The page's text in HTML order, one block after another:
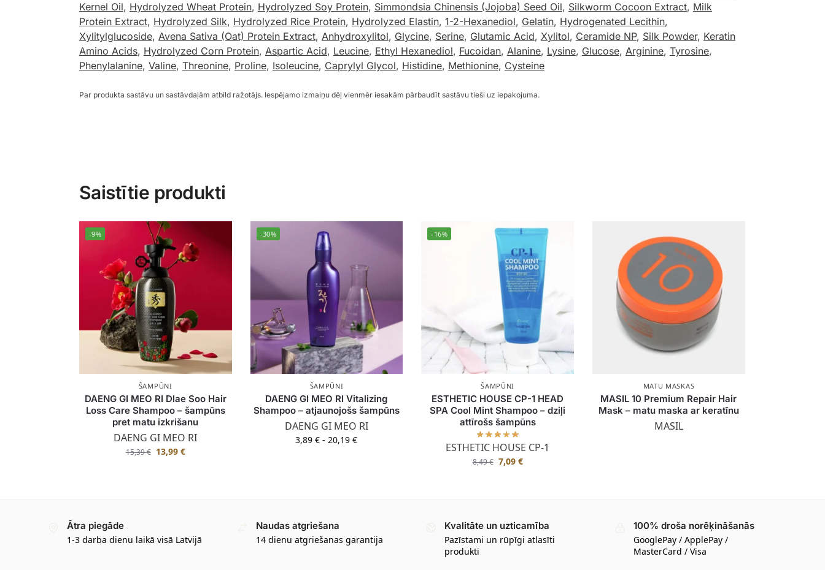
Kernel Oil, Hydrolyzed Wheat Protein, Hydrolyzed Soy Protein, Simmondsia Chinensis (Jojoba) Seed Oil, Silkworm Cocoon Extract, Milk
Protein Extract, Hydrolyzed Silk, Hydrolyzed Rice Protein, Hydrolyzed Elastin, 1-2-Hexanediol, Gelatin, Hydrogenated Lecithin,
Xylitylglucoside, Avena Sativa (Oat) Protein Extract, Anhydroxylitol, Glycine, Serine, Glutamic Acid, Xylitol, Ceramide NP, Silk Powder, Keratin
Amino Acids, Hydrolyzed Corn Protein, Aspartic Acid, Leucine, Ethyl Hexanediol, Fucoidan, Alanine, Lysine, Glucose, Arginine, Tyrosine,
Phenylalanine, Valine, Threonine, Proline, Isoleucine, Caprylyl Glycol, Histidine, Methionine, Cysteine
Par produkta sastāvu un sastāvdaļām atbild ražotājs. Iespējamo izmaiņu dēļ vienmēr iesakām pārbaudīt sastāvu tieši uz iepakojuma.
Saistītie produkti
-9%
ŠAMPŪNI
DAENG GI MEO RI Dlae Soo Hair
Loss Care Shampoo – šampūns
pret matu izkrišanu
DAENG GI MEO RI
15,39€ 13,99 €
-30%
ŠAMPŪNI
DAENG GI MEO RI Vitalizing
Shampoo – atjaunojošs šampūns
DAENG GI MEO RI
3,89€ - 20,19€
-16%
ŠAMPŪNI
ESTHETIC HOUSE CP-1 HEAD
SPA Cool Mint Shampoo – dziļi
attīrošs šampūns
ESTHETIC HOUSE CP-1
8,49€ 7,09 €
MATU MASKAS
MASIL 10 Premium Repair Hair
Mask – matu maska ar keratīnu
MASIL
Ātra piegāde
1-3 darba dienu laikā visā Latvijā
Naudas atgriešana
14 dienu atgriešanas garantija
Kvalitāte un uzticamība
Pazīstami un rūpīgi atlasīti
produkti
100% droša norēķināšanās
GooglePay / ApplePay /
MasterCard / Visa